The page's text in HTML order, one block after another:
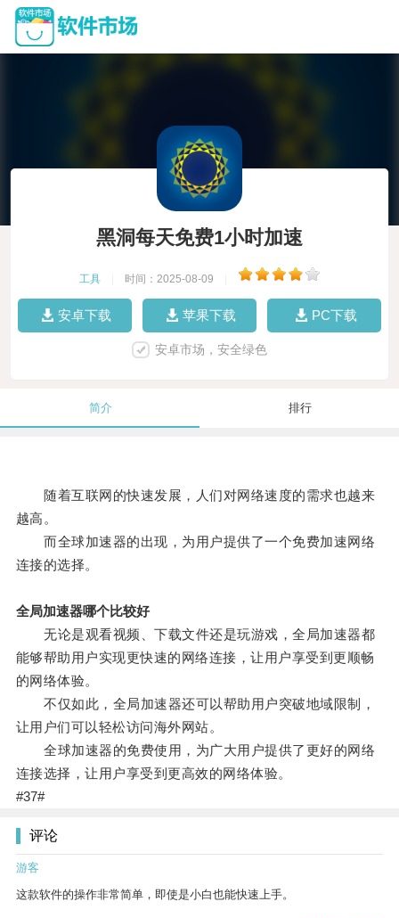
黑洞每天免费1小时加速
工具 时间：2025-08-09
安卓下载 苹果下载 PC下载
安卓市场，安全绿色
简介 排行
随着互联网的快速发展，人们对网络速度的需求也越来
越高。
而全球加速器的出现，为用户提供了一个免费加速网络
连接的选择。
全局加速器哪个比较好
无论是观看视频、下载文件还是玩游戏，全局加速器都
能够帮助用户实现更快速的网络连接，让用户享受到更顺畅
的网络体验。
不仅如此，全局加速器还可以帮助用户突破地域限制，
让用户们可以轻松访问海外网站。
全球加速器的免费使用，为广大用户提供了更好的网络
连接选择，让用户享受到更高效的网络体验。
#37#
评论
游客
这款软件的操作非常简单，即使是小白也能快速上手。